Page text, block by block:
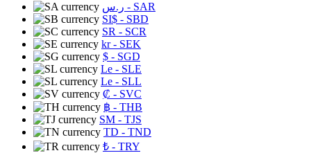
ر.س - SAR
SI$ - SBD
SR - SCR
kr- SEK
$ - SGD
Le - SLE
Le - SLL
₡ - SVC
฿ - THB
ЅМ - TJS
TD - TND
₺ - TRY